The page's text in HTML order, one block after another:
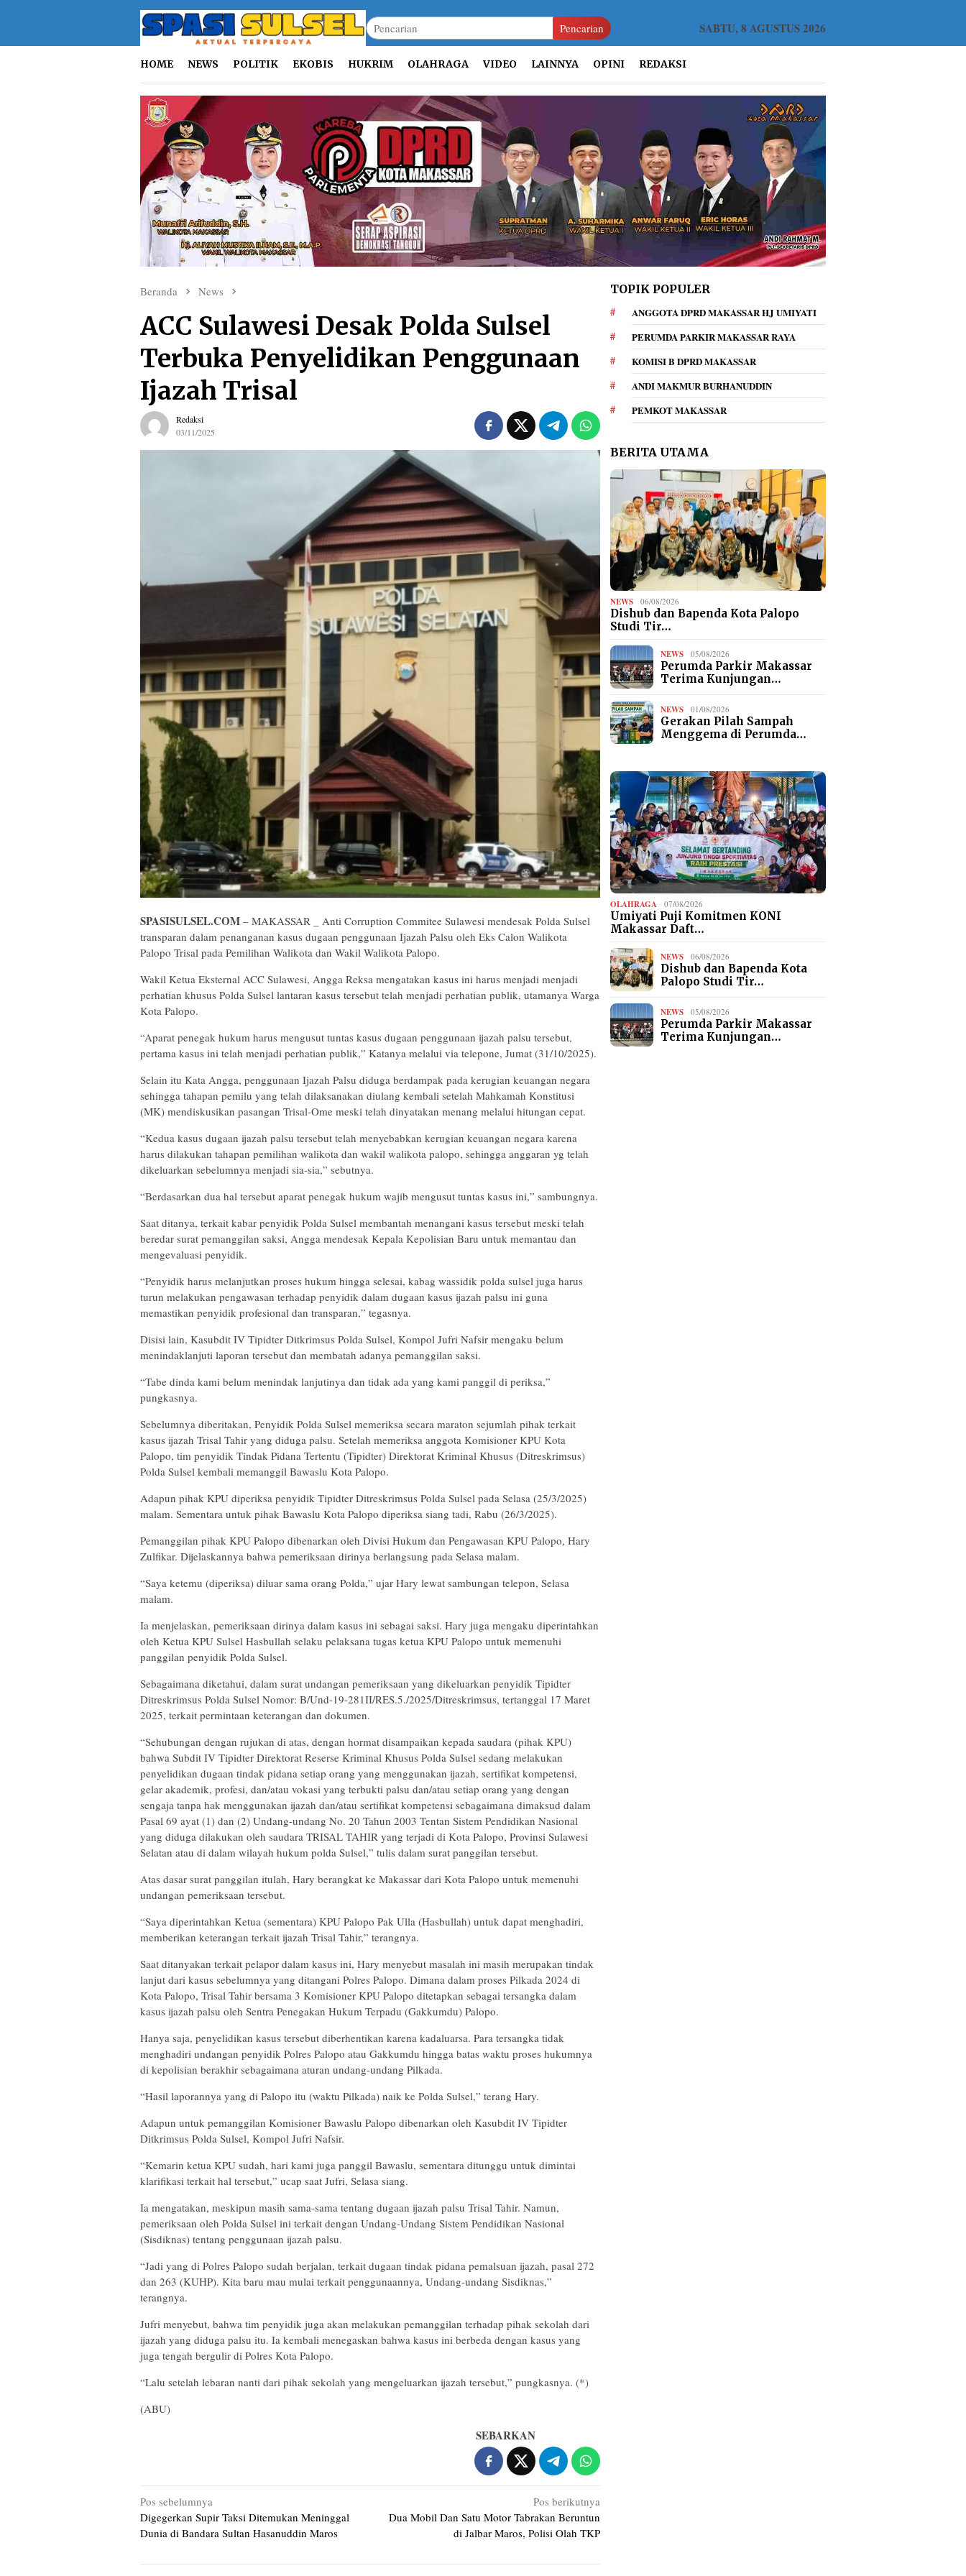
Pencarian SABTU, 8 AGUSTUS 2026
HOME NEWS POLITIK EKOBIS HUKRIM OLAHRAGA VIDEO LAINNYA OPINI REDAKSI
Beranda News
ACC Sulawesi Desak Polda Sulsel
Terbuka Penyelidikan Penggunaan
Ijazah Trisal
Redaksi
03/11/2025
SPASISULSEL.COM – MAKASSAR _ Anti Corruption Commitee Sulawesi mendesak Polda Sulsel
transparan dalam penanganan kasus dugaan penggunaan Ijazah Palsu oleh Eks Calon Walikota
Palopo Trisal pada Pemilihan Walikota dan Wakil Walikota Palopo.
Wakil Ketua Eksternal ACC Sulawesi, Angga Reksa mengatakan kasus ini harus menjadi menjadi
perhatian khusus Polda Sulsel lantaran kasus tersebut telah menjadi perhatian publik, utamanya Warga
Kota Palopo.
“Aparat penegak hukum harus mengusut tuntas kasus dugaan penggunaan ijazah palsu tersebut,
pertama kasus ini telah menjadi perhatian publik,” Katanya melalui via telepone, Jumat (31/10/2025).
Selain itu Kata Angga, penggunaan Ijazah Palsu diduga berdampak pada kerugian keuangan negara
sehingga tahapan pemilu yang telah dilaksanakan diulang kembali setelah Mahkamah Konstitusi
(MK) mendiskusikan pasangan Trisal-Ome meski telah dinyatakan menang melalui hitungan cepat.
“Kedua kasus dugaan ijazah palsu tersebut telah menyebabkan kerugian keuangan negara karena
harus dilakukan tahapan pemilihan walikota dan wakil walikota palopo, sehingga anggaran yg telah
dikeluarkan sebelumnya menjadi sia-sia,” sebutnya.
“Berdasarkan dua hal tersebut aparat penegak hukum wajib mengusut tuntas kasus ini,” sambungnya.
Saat ditanya, terkait kabar penyidik Polda Sulsel membantah menangani kasus tersebut meski telah
beredar surat pemanggilan saksi, Angga mendesak Kepala Kepolisian Baru untuk memantau dan
mengevaluasi penyidik.
“Penyidik harus melanjutkan proses hukum hingga selesai, kabag wassidik polda sulsel juga harus
turun melakukan pengawasan terhadap penyidik dalam dugaan kasus ijazah palsu ini guna
memastikan penyidik profesional dan transparan,” tegasnya.
Disisi lain, Kasubdit IV Tipidter Ditkrimsus Polda Sulsel, Kompol Jufri Nafsir mengaku belum
menindaklanjuti laporan tersebut dan membatah adanya pemanggilan saksi.
“Tabe dinda kami belum menindak lanjutinya dan tidak ada yang kami panggil di periksa,”
pungkasnya.
Sebelumnya diberitakan, Penyidik Polda Sulsel memeriksa secara maraton sejumlah pihak terkait
kasus ijazah Trisal Tahir yang diduga palsu. Setelah memeriksa anggota Komisioner KPU Kota
Palopo, tim penyidik Tindak Pidana Tertentu (Tipidter) Direktorat Kriminal Khusus (Ditreskrimsus)
Polda Sulsel kembali memanggil Bawaslu Kota Palopo.
Adapun pihak KPU diperiksa penyidik Tipidter Ditreskrimsus Polda Sulsel pada Selasa (25/3/2025)
malam. Sementara untuk pihak Bawaslu Kota Palopo diperiksa siang tadi, Rabu (26/3/2025).
Pemanggilan pihak KPU Palopo dibenarkan oleh Divisi Hukum dan Pengawasan KPU Palopo, Hary
Zulfikar. Dijelaskannya bahwa pemeriksaan dirinya berlangsung pada Selasa malam.
“Saya ketemu (diperiksa) diluar sama orang Polda,” ujar Hary lewat sambungan telepon, Selasa
malam.
Ia menjelaskan, pemeriksaan dirinya dalam kasus ini sebagai saksi. Hary juga mengaku diperintahkan
oleh Ketua KPU Sulsel Hasbullah selaku pelaksana tugas ketua KPU Palopo untuk memenuhi
panggilan penyidik Polda Sulsel.
Sebagaimana diketahui, dalam surat undangan pemeriksaan yang dikeluarkan penyidik Tipidter
Ditreskrimsus Polda Sulsel Nomor: B/Und-19-281II/RES.5./2025/Ditreskrimsus, tertanggal 17 Maret
2025, terkait permintaan keterangan dan dokumen.
“Sehubungan dengan rujukan di atas, dengan hormat disampaikan kepada saudara (pihak KPU)
bahwa Subdit IV Tipidter Direktorat Reserse Kriminal Khusus Polda Sulsel sedang melakukan
penyelidikan dugaan tindak pidana setiap orang yang menggunakan ijazah, sertifikat kompetensi,
gelar akademik, profesi, dan/atau vokasi yang terbukti palsu dan/atau setiap orang yang dengan
sengaja tanpa hak menggunakan ijazah dan/atau sertifikat kompetensi sebagaimana dimaksud dalam
Pasal 69 ayat (1) dan (2) Undang-undang No. 20 Tahun 2003 Tentan Sistem Pendidikan Nasional
yang diduga dilakukan oleh saudara TRISAL TAHIR yang terjadi di Kota Palopo, Provinsi Sulawesi
Selatan atau di dalam wilayah hukum polda Sulsel,” tulis dalam surat panggilan tersebut.
Atas dasar surat panggilan itulah, Hary berangkat ke Makassar dari Kota Palopo untuk memenuhi
undangan pemeriksaan tersebut.
“Saya diperintahkan Ketua (sementara) KPU Palopo Pak Ulla (Hasbullah) untuk dapat menghadiri,
memberikan keterangan terkait ijazah Trisal Tahir,” terangnya.
Saat ditanyakan terkait pelapor dalam kasus ini, Hary menyebut masalah ini masih merupakan tindak
lanjut dari kasus sebelumnya yang ditangani Polres Palopo. Dimana dalam proses Pilkada 2024 di
Kota Palopo, Trisal Tahir bersama 3 Komisioner KPU Palopo ditetapkan sebagai tersangka dalam
kasus ijazah palsu oleh Sentra Penegakan Hukum Terpadu (Gakkumdu) Palopo.
Hanya saja, penyelidikan kasus tersebut diberhentikan karena kadaluarsa. Para tersangka tidak
menghadiri undangan penyidik Polres Palopo atau Gakkumdu hingga batas waktu proses hukumnya
di kepolisian berakhir sebagaimana aturan undang-undang Pilkada.
“Hasil laporannya yang di Palopo itu (waktu Pilkada) naik ke Polda Sulsel,” terang Hary.
Adapun untuk pemanggilan Komisioner Bawaslu Palopo dibenarkan oleh Kasubdit IV Tipidter
Ditkrimsus Polda Sulsel, Kompol Jufri Nafsir.
“Kemarin ketua KPU sudah, hari kami juga panggil Bawaslu, sementara ditunggu untuk dimintai
klarifikasi terkait hal tersebut,” ucap saat Jufri, Selasa siang.
Ia mengatakan, meskipun masih sama-sama tentang dugaan ijazah palsu Trisal Tahir. Namun,
pemeriksaan oleh Polda Sulsel ini terkait dengan Undang-Undang Sistem Pendidikan Nasional
(Sisdiknas) tentang penggunaan ijazah palsu.
“Jadi yang di Polres Palopo sudah berjalan, terkait dugaan tindak pidana pemalsuan ijazah, pasal 272
dan 263 (KUHP). Kita baru mau mulai terkait penggunaannya, Undang-undang Sisdiknas,”
terangnya.
Jufri menyebut, bahwa tim penyidik juga akan melakukan pemanggilan terhadap pihak sekolah dari
ijazah yang diduga palsu itu. Ia kembali menegaskan bahwa kasus ini berbeda dengan kasus yang
juga tengah bergulir di Polres Kota Palopo.
“Lalu setelah lebaran nanti dari pihak sekolah yang mengeluarkan ijazah tersebut,” pungkasnya. (*)
(ABU)
SEBARKAN
Navigasi
pos
Pos sebelumnya
Digegerkan Supir Taksi Ditemukan Meninggal
Dunia di Bandara Sultan Hasanuddin Maros
Pos berikutnya
Dua Mobil Dan Satu Motor Tabrakan Beruntun
di Jalbar Maros, Polisi Olah TKP
TOPIK POPULER
ANGGOTA DPRD MAKASSAR HJ UMIYATI
PERUMDA PARKIR MAKASSAR RAYA
KOMISI B DPRD MAKASSAR
ANDI MAKMUR BURHANUDDIN
PEMKOT MAKASSAR
BERITA UTAMA
NEWS 06/08/2026
Dishub dan Bapenda Kota Palopo
Studi Tir…
NEWS 05/08/2026
Perumda Parkir Makassar
Terima Kunjungan…
NEWS 01/08/2026
Gerakan Pilah Sampah
Menggema di Perumda…
OLAHRAGA 07/08/2026
Umiyati Puji Komitmen KONI
Makassar Daft…
NEWS 06/08/2026
Dishub dan Bapenda Kota
Palopo Studi Tir…
NEWS 05/08/2026
Perumda Parkir Makassar
Terima Kunjungan…